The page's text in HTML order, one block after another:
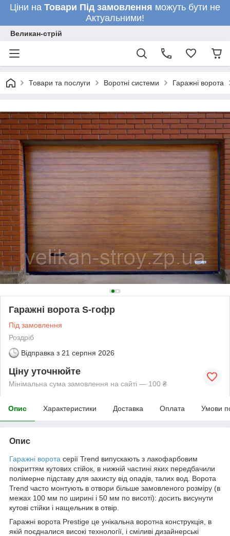
Ціни на Товари Під замовлення можуть бути не
Актуальними!
Великан-стрій
Товари та послуги Воротні системи Гаражні ворота
Гаражні ворота S-гофр
Під замовлення
Роздріб
Відправка з 21 серпня 2026
Ціну уточнюйте
Мінімальна сума замовлення на сайті — 100 ₴
Опис Характеристики Доставка Оплата Умови
Опис
Гаражні ворота серії Trend випускають з лакофарбовим
покриттям кутових стійок, в нижній частині яких передбачили
полімерне підставу для захисту від опадів, талих вод. Ворота
Trend часто монтують в отвори більше замовленого розміру (в
межах 100 мм по ширині і 50 мм по висоті): досить висунути
кутові стійки і нащельник в отвір.
Гаражні ворота Prestige це унікальна воротна конструкція, в
якій поєдналися високі технології, і сміливі дизайнерські